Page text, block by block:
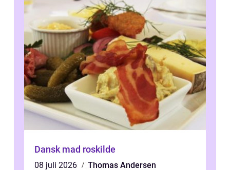
Dansk mad roskilde
08 juli 2026 Thomas Andersen